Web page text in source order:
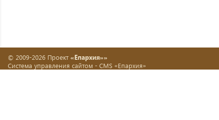
© 2009-2026 Проект «Епархия»»
Система управления сайтом - CMS «Епархия»